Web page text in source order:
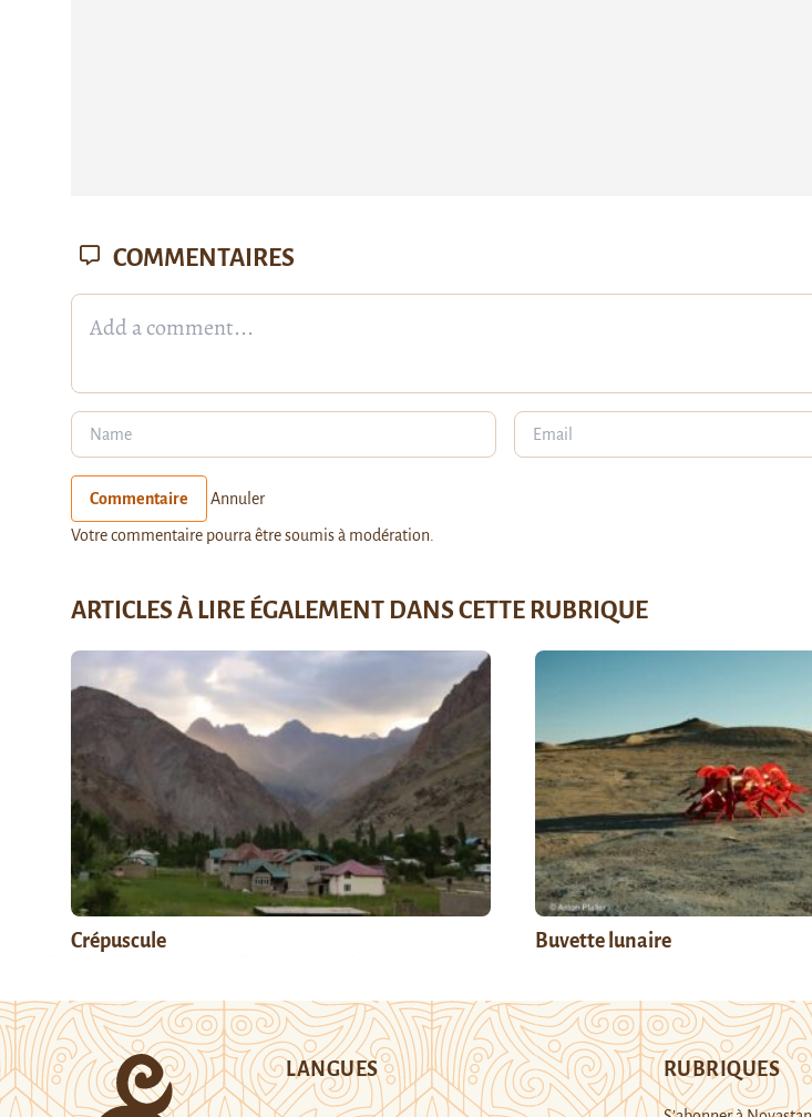
COMMENTAIRES
Commentaire Annuler
Votre commentaire pourra être soumis à modération.
ARTICLES À LIRE ÉGALEMENT DANS CETTE RUBRIQUE
Crépuscule Buvette lunaire
LANGUES RUBRIQUES